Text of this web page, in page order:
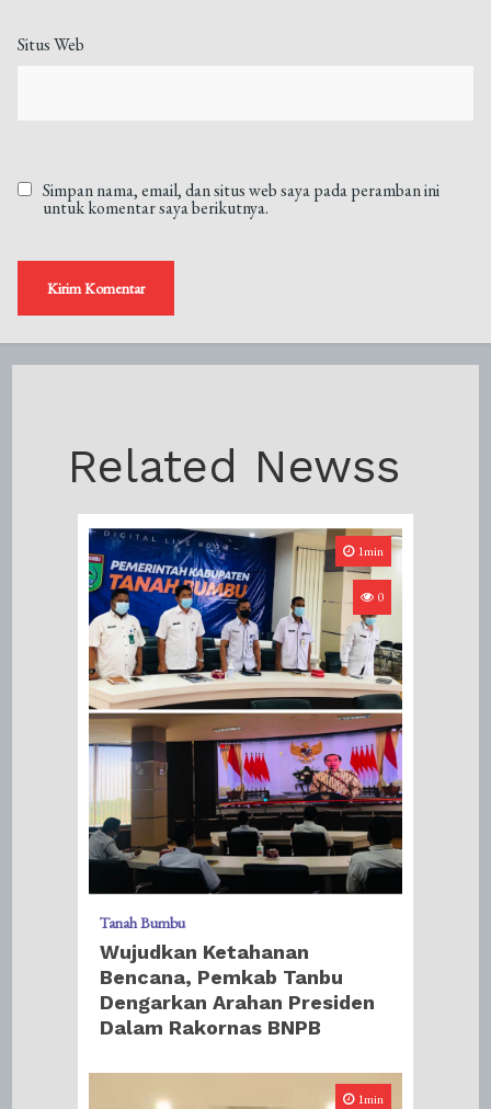
Situs Web
Simpan nama, email, dan situs web saya pada peramban ini
untuk komentar saya berikutnya.
Related Newss
1min
0
Tanah Bumbu
Wujudkan Ketahanan
Bencana, Pemkab Tanbu
Dengarkan Arahan Presiden
Dalam Rakornas BNPB
1min